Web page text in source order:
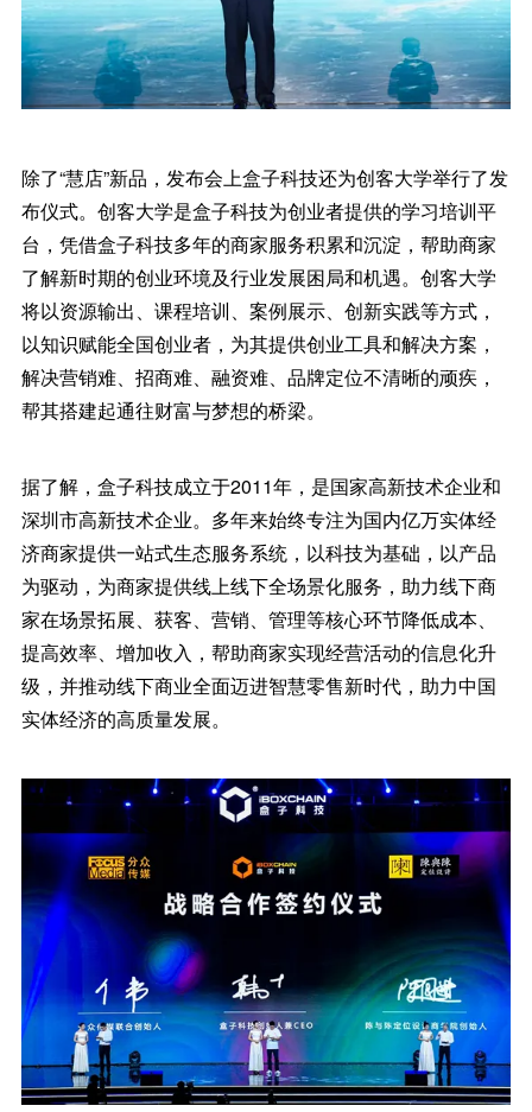
除了“慧店”新品，发布会上盒子科技还为创客大学举行了发
布仪式。创客大学是盒子科技为创业者提供的学习培训平
台，凭借盒子科技多年的商家服务积累和沉淀，帮助商家
了解新时期的创业环境及行业发展困局和机遇。创客大学
将以资源输出、课程培训、案例展示、创新实践等方式，
以知识赋能全国创业者，为其提供创业工具和解决方案，
解决营销难、招商难、融资难、品牌定位不清晰的顽疾，
帮其搭建起通往财富与梦想的桥梁。
据了解，盒子科技成立于2011年，是国家高新技术企业和
深圳市高新技术企业。多年来始终专注为国内亿万实体经
济商家提供一站式生态服务系统，以科技为基础，以产品
为驱动，为商家提供线上线下全场景化服务，助力线下商
家在场景拓展、获客、营销、管理等核心环节降低成本、
提高效率、增加收入，帮助商家实现经营活动的信息化升
级，并推动线下商业全面迈进智慧零售新时代，助力中国
实体经济的高质量发展。